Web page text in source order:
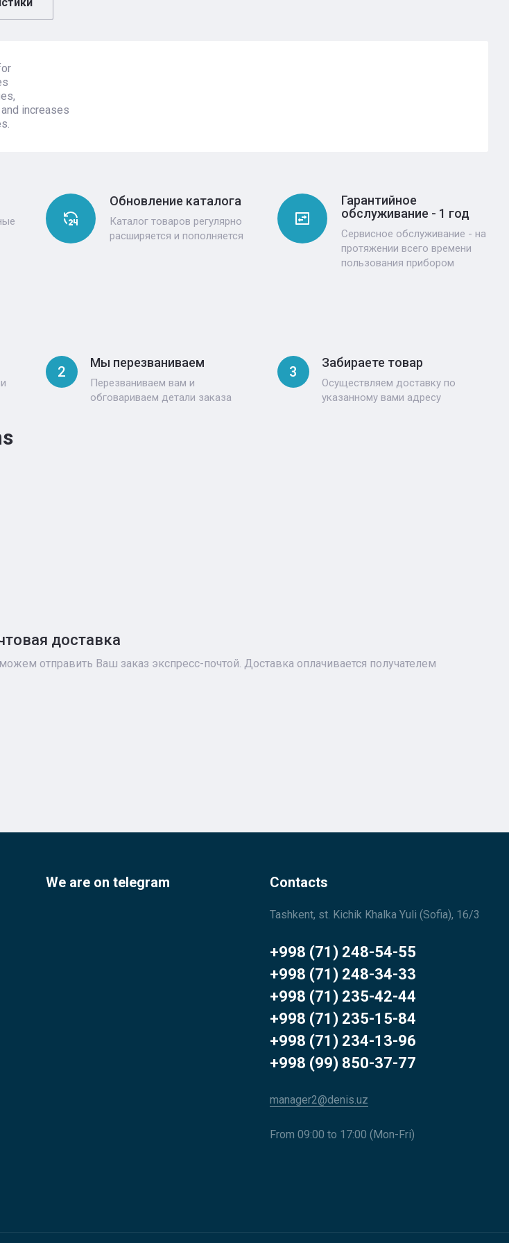
increases
Обновление каталога
Каталог товаров регулярно
расширяется и пополняется
Гарантийное
обслуживание - 1 год
Сервисное обслуживание - на
протяжении всего времени
пользования прибором
2
Мы перезваниваем
Перезваниваем вам и
обговариваем детали заказа
3
Забираете товар
Осуществляем доставку по
указанному вами адресу
доставка
отправить Ваш заказ экспресс-почтой. Доставка оплачивается получателем
We are on telegram Contacts
Tashkent, st. Kichik Khalka Yuli (Sofia), 16/3
+998 (71) 248-54-55
+998 (71) 248-34-33
+998 (71) 235-42-44
+998 (71) 235-15-84
+998 (71) 234-13-96
+998 (99) 850-37-77
manager2@denis.uz
From 09:00 to 17:00 (Mon-Fri)